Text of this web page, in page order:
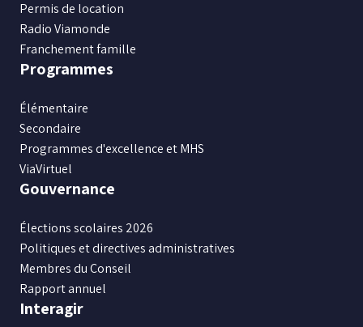
Permis de location
Radio Viamonde
Franchement famille
Programmes
Élémentaire
Secondaire
Programmes d'excellence et MHS
ViaVirtuel
Gouvernance
Élections scolaires 2026
Politiques et directives administratives
Membres du Conseil
Rapport annuel
Interagir